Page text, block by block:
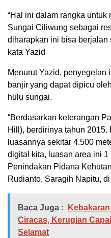
“Hal ini dalam rangka
Sungai Ciliwung sebagai
diharapkan ini bisa berjalan
kata Yazid
Menurut Yazid, penyegelan
banjir yang dapat dipicu
hulu sungai.
“Berdasarkan keterangan
Hill), berdirinya tahun
luasannya sekitar 4.500
digital kita, luasan area ini 1
Penindakan Pidana
Rudianto, Saragih Napitu,
Baca Juga :
Ciracas, Kerugian
Selamat